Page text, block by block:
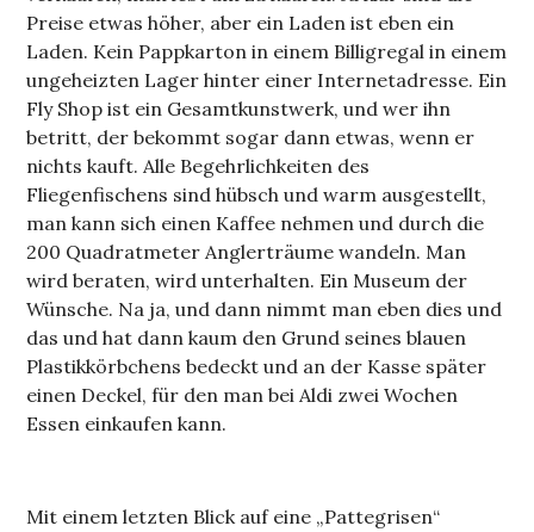
Preise etwas höher, aber ein Laden ist eben ein
Laden. Kein Pappkarton in einem Billigregal in einem
ungeheizten Lager hinter einer Internetadresse. Ein
Fly Shop ist ein Gesamtkunstwerk, und wer ihn
betritt, der bekommt sogar dann etwas, wenn er
nichts kauft. Alle Begehrlichkeiten des
Fliegenfischens sind hübsch und warm ausgestellt,
man kann sich einen Kaffee nehmen und durch die
200 Quadratmeter Anglerträume wandeln. Man
wird beraten, wird unterhalten. Ein Museum der
Wünsche. Na ja, und dann nimmt man eben dies und
das und hat dann kaum den Grund seines blauen
Plastikkörbchens bedeckt und an der Kasse später
einen Deckel, für den man bei Aldi zwei Wochen
Essen einkaufen kann.
Mit einem letzten Blick auf eine „Pattegrisen“